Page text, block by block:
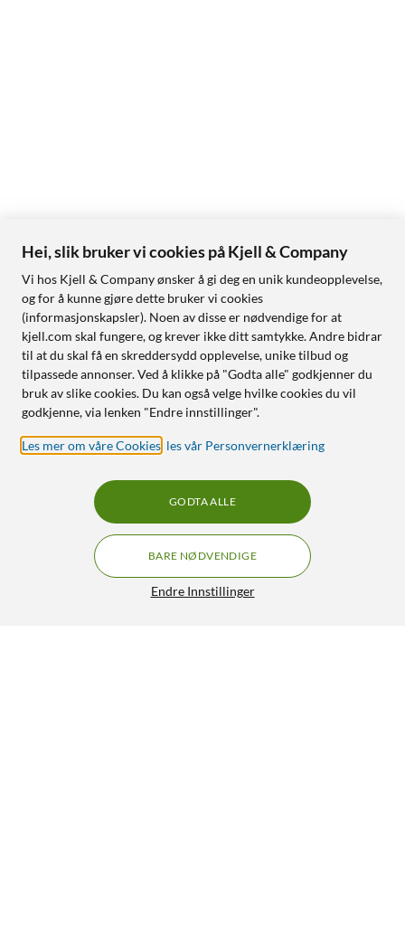
Hei, slik bruker vi cookies på Kjell & Company
Vi hos Kjell & Company ønsker å gi deg en unik kundeopplevelse,
og for å kunne gjøre dette bruker vi cookies
(informasjonskapsler). Noen av disse er nødvendige for at
kjell.com skal fungere, og krever ikke ditt samtykke. Andre bidrar
til at du skal få en skreddersydd opplevelse, unike tilbud og
tilpassede annonser. Ved å klikke på "Godta alle" godkjenner du
bruk av slike cookies. Du kan også velge hvilke cookies du vil
godkjenne, via lenken "Endre innstillinger".
Les mer om våre Cookies les vår Personvernerklæring
Endre Innstillinger
BARE NØDVENDIGE
GODTA ALLE